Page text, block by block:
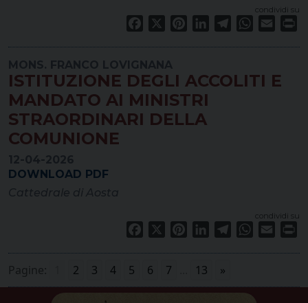
condividi su
Facebook PinterestLinkedInTelegramWhatsApp
Email
ISTITUZIONE DEGLI ACCOLITI E
MANDATO AI MINISTRI
STRAORDINARI DELLA
COMUNIONE
DOWNLOAD PDF
condividi su
Facebook PinterestLinkedInTelegramWhatsApp
Email
Pagine: 2 3 4 5 6 7 13 »